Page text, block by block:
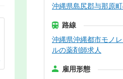
沖縄県島尻郡与那原
路線
沖縄県沖縄都市モノ
ルの薬剤師求人
雇用形態